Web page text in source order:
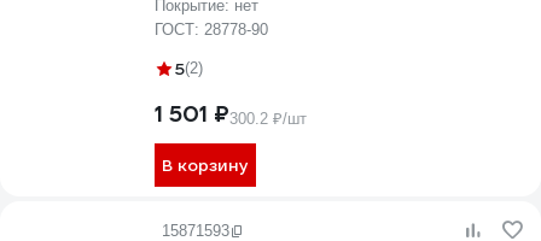
Покрытие: нет
ГОСТ: 28778-90
5(2)
1 501 ₽300.2 ₽/шт
В корзину
15871593